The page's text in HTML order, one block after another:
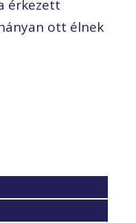
érkezett
ott élnek